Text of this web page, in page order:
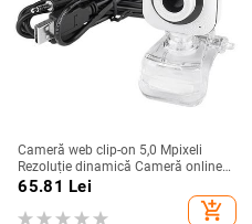
Cameră web clip-on 5,0 Mpixeli
Rezoluție dinamică Cameră online
Cameră web cu microfon
65.81 Lei
add_shopping_cart